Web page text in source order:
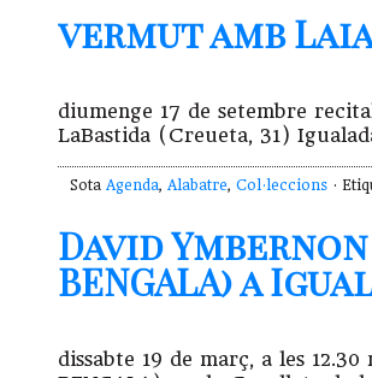
vermut amb
diumenge 17 de setembre
LaBastida (Creueta, 31)
Sota Agenda, Alabatre, Col·leccions ·
David Ymbernon
BENGALA) a
dissabte 19 de març, a les